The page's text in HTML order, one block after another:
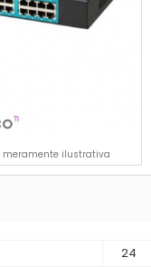
meramente ilustrativa
24